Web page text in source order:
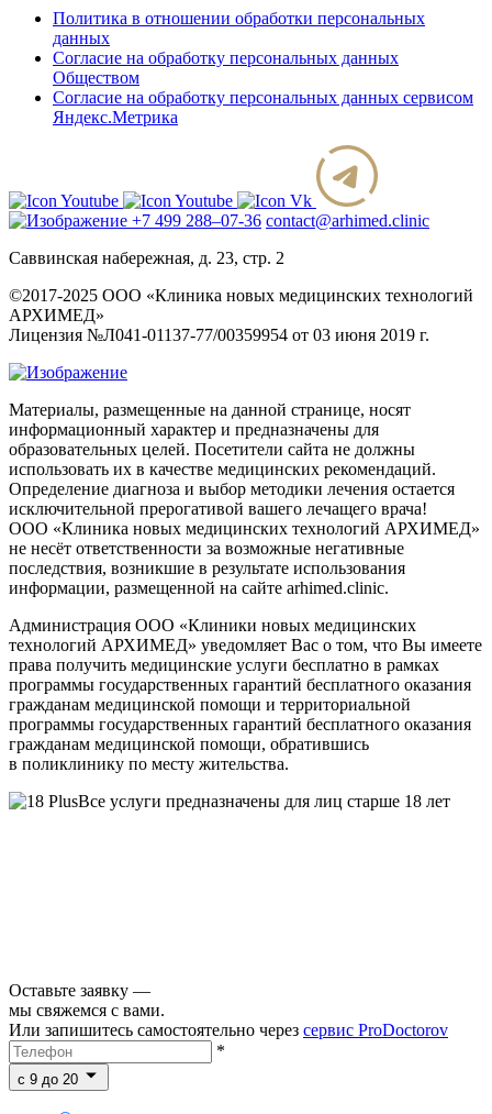
Политика в отношении обработки персональных
данных
Согласие на обработку персональных данных
Обществом
Согласие на обработку персональных данных сервисом
Яндекс.Метрика
+7 499 288–07-36 contact@arhimed.clinic
Саввинская набережная, д. 23, стр. 2
©2017-2025 ООО «Клиника новых медицинских технологий
АРХИМЕД»
Лицензия №Л041-01137-77/00359954 от 03 июня 2019 г.
Материалы, размещенные на данной странице, носят
информационный характер и предназначены для
образовательных целей. Посетители сайта не должны
использовать их в качестве медицинских рекомендаций.
Определение диагноза и выбор методики лечения остается
исключительной прерогативой вашего лечащего врача!
ООО «Клиника новых медицинских технологий АРХИМЕД»
не несёт ответственности за возможные негативные
последствия, возникшие в результате использования
информации, размещенной на сайте arhimed.clinic.
Администрация ООО «Клиники новых медицинских
технологий АРХИМЕД» уведомляет Вас о том, что Вы имеете
права получить медицинские услуги бесплатно в рамках
программы государственных гарантий бесплатного оказания
гражданам медицинской помощи и территориальной
программы государственных гарантий бесплатного оказания
гражданам медицинской помощи, обратившись
в поликлинику по месту жительства.
Все услуги предназначены для лиц старше 18 лет
Оставьте заявку —
мы свяжемся с вами.
Или запишитесь самостоятельно через сервис ProDoctorov
*
c 9 до 20